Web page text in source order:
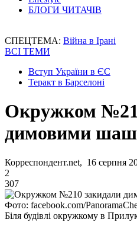
БЛОГИ ЧИТАЧІВ
СПЕЦТЕМА: Війна в Ірані
ВСІ ТЕМИ
Вступ України в ЄС
Теракт в Барселоні
Окружком
димовими
Корреспондент.net, 16 серпня
2
307
Фото: facebook.com/
Біля будівлі окружкому в